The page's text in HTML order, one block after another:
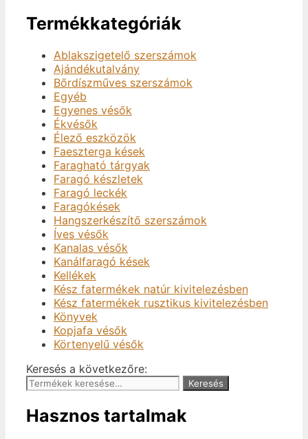
Termékkategóriák
Ablakszigetelő szerszámok
Ajándékutalvány
Bőrdíszműves szerszámok
Egyéb
Egyenes vésők
Ékvésők
Élező eszközök
Faeszterga kések
Faragható tárgyak
Faragó készletek
Faragó leckék
Faragókések
Hangszerkészítő szerszámok
Íves vésők
Kanalas vésők
Kanálfaragó kések
Kellékek
Kész fatermékek natúr kivitelezésben
Kész fatermékek rusztikus kivitelezésben
Könyvek
Kopjafa vésők
Körtenyelű vésők
Keresés a következőre:
Keresés
Hasznos tartalmak